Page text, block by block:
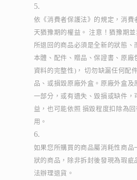
依《消費者保護法》的規定，消費
天猶豫期的權益。 注意！猶豫期
所退回的商品必須是全新的狀態、
本體、配件、贈品、保證書、原廠
資料的完整性)， 切勿缺漏任何配
品、或損毀原廠外盒。原廠外盒及
一部分，或有遺失、毀損或缺件，
益，也可能依照 損毀程度扣除為
用。
如果您所購買的商品屬消耗性商品
狀的商品，除非拆封後發現為瑕疵
法辦理退貨。